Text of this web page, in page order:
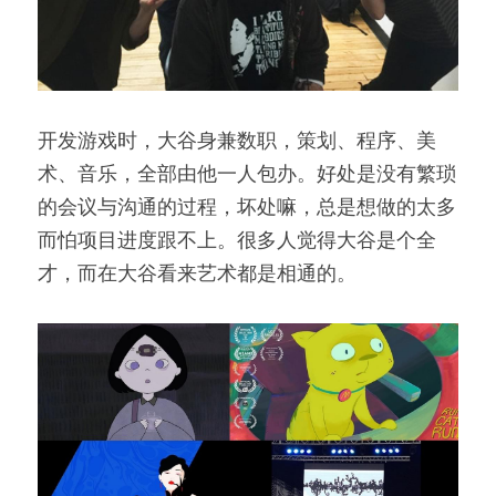
开发游戏时，大谷身兼数职，策划、程序、美
术、音乐，全部由他一人包办。好处是没有繁琐
的会议与沟通的过程，坏处嘛，总是想做的太多
而怕项目进度跟不上。很多人觉得大谷是个全
才，而在大谷看来艺术都是相通的。